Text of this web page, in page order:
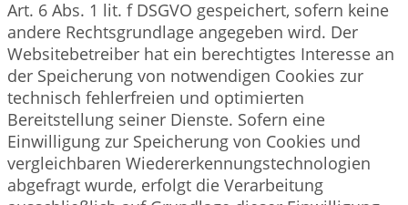
Art. 6 Abs. 1 lit. f DSGVO gespeichert, sofern keine
andere Rechtsgrundlage angegeben wird. Der
Websitebetreiber hat ein berechtigtes Interesse an
der Speicherung von notwendigen Cookies zur
technisch fehlerfreien und optimierten
Bereitstellung seiner Dienste. Sofern eine
Einwilligung zur Speicherung von Cookies und
vergleichbaren Wiedererkennungstechnologien
abgefragt wurde, erfolgt die Verarbeitung